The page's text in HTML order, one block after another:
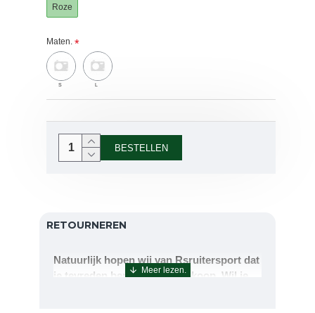
Roze
Maten.
S L
BESTELLEN
RETOURNEREN
Natuurlijk hopen wij van Rsruitersport dat
je tevreden bent met uw aankoop. Wil je